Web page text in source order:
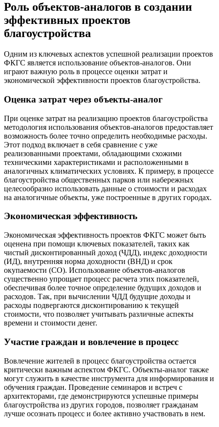
Роль объектов-аналогов в создании
эффективных проектов
благоустройства
Одним из ключевых аспектов успешной реализации проектов
ФКГС является использование объектов-аналогов. Они
играют важную роль в процессе оценки затрат и
экономической эффективности проектов благоустройства.
Оценка затрат через объекты-аналог
При оценке затрат на реализацию проектов благоустройства
методология использования объектов-аналогов предоставляет
возможность более точно определить необходимые расходы.
Этот подход включает в себя сравнение с уже
реализованными проектами, обладающими схожими
техническими характеристиками и расположенными в
аналогичных климатических условиях. К примеру, в процессе
благоустройства общественных парков или набережных
целесообразно использовать данные о стоимости и расходах
на аналогичные объекты, уже построенные в других городах.
Экономическая эффективность
Экономическая эффективность проектов ФКГС может быть
оценена при помощи ключевых показателей, таких как
чистый дисконтированный доход (ЧДД), индекс доходности
(ИД), внутренняя норма доходности (ВНД) и срок
окупаемости (СО). Использование объектов-аналогов
существенно упрощает процесс расчета этих показателей,
обеспечивая более точное определение будущих доходов и
расходов. Так, при вычислении ЧДД будущие доходы и
расходы подвергаются дисконтированию к текущей
стоимости, что позволяет учитывать различные аспекты
времени и стоимости денег.
Участие граждан и вовлечение в процесс
Вовлечение жителей в процесс благоустройства остается
критически важным аспектом ФКГС. Объекты-аналог также
могут служить в качестве инструмента для информирования и
обучения граждан. Проведение семинаров и встреч с
архитекторами, где демонстрируются успешные примеры
благоустройства из других городов, позволяет гражданам
лучше осознать процесс и более активно участвовать в нем.